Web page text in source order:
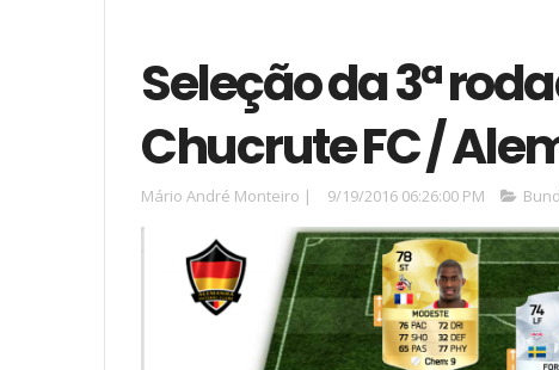
Seleção da 3ª
Chucrute FC /
Mário André Monteiro | 9/19/2016 06:26:00 PM